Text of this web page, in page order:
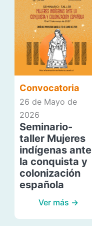
Convocatoria
26 de Mayo de
2026
Seminario-
taller Mujeres
indígenas ante
la conquista y
colonización
española
Ver más →